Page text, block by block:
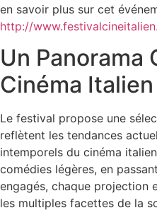
en savoir plus sur cet
http://
Un Panorama
Cinéma Italien
Le festival propose une
reflètent les tendances
intemporels du cinéma
comédies légères, en
engagés, chaque projection
les multiples facettes de la